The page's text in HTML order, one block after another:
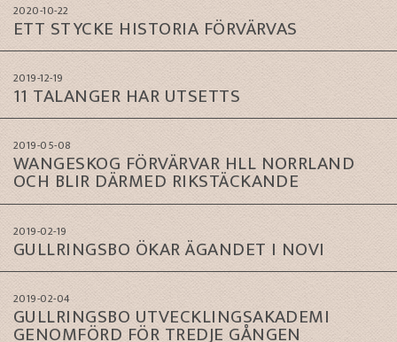
2020-10-22
ETT STYCKE HISTORIA FÖRVÄRVAS
2019-12-19
11 TALANGER HAR UTSETTS
2019-05-08
WANGESKOG FÖRVÄRVAR HLL NORRLAND
OCH BLIR DÄRMED RIKSTÄCKANDE
2019-02-19
GULLRINGSBO ÖKAR ÄGANDET I NOVI
2019-02-04
GULLRINGSBO UTVECKLINGSAKADEMI
GENOMFÖRD FÖR TREDJE GÅNGEN